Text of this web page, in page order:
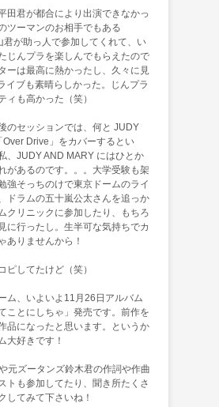
田君が都合により出演できなかっ
ツーマンのお相手でもある
君が助っ人で参加してくれて、い
じんプラを楽しんでもらえたので
ーは最高に熱かったし、久々に見
イブも素晴らしかった。じんプラ
ィも高かった（笑）
のセッションでは、何と JUDY
Drive」をカバーするとい
、JUDY AND MARY にはひとか
があるのです。。。大学受験も架
強そっちのけで東京ドームのライ
ドラムの五十嵐公太さんを追っか
クリニックに参加したり、もちろ
に行ったし。生半可な気持ちでカ
ありませんから！
ピしてたけど（笑）
ム、いよいよ11月26日アルバム
ことにしちゃ」発売です。前作を
品になったと思います。というか
大好きです！
元ズータンズ鈴木君の作詞や作曲
トも参加してたり、聞き所たくさ
してみて下さいね！